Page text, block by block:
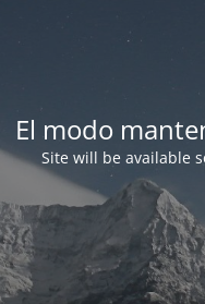
El modo
Site will be available